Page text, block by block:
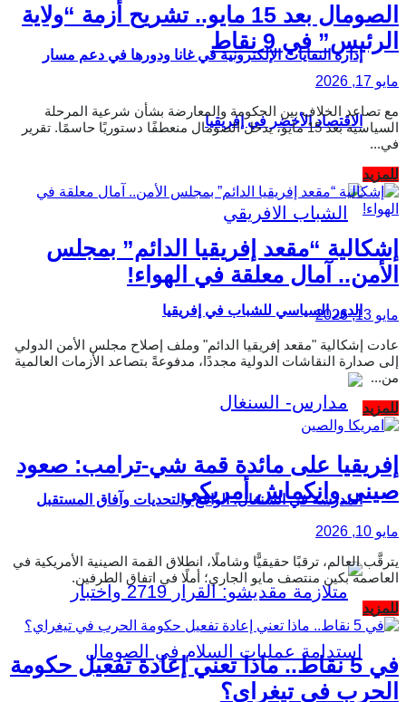
إدارة النفايات الإلكترونية في غانا ودورها في دعم مسار
الاقتصاد الأخضر في إفريقيا
الدور السياسي للشباب في إفريقيا
المدرسة في السنغال: الواقع والتحديات وآفاق المستقبل
الصومال بعد 15 مايو.. تشريح أزمة “ولاية
الرئيس” في 9 نقاط
مايو 17, 2026
مع تصاعد الخلاف بين الحكومة والمعارضة بشأن شرعية المرحلة
السياسية بعد 15 مايو، يدخل الصومال منعطفًا دستوريًا حاسمًا. تقرير
في...
للمزيدDetails
إشكالية “مقعد إفريقيا الدائم” بمجلس
الأمن.. آمال معلقة في الهواء!
مايو 13, 2026
عادت إشكالية "مقعد إفريقيا الدائم" وملف إصلاح مجلس الأمن الدولي
إلى صدارة النقاشات الدولية مجددًا، مدفوعةً بتصاعد الأزمات العالمية
من...
للمزيدDetails
إفريقيا على مائدة قمة شي-ترامب: صعود
صيني وانكماش أمريكي
مايو 10, 2026
يترقَّب العالم، ترقبًا حقيقيًّا وشاملًا، انطلاق القمة الصينية الأمريكية في
العاصمة بكين منتصف مايو الجاري؛ أملًا في اتفاق الطرفين.
للمزيدDetails
في 5 نقاط.. ماذا تعني إعادة تفعيل حكومة
الحرب في تيغراي؟